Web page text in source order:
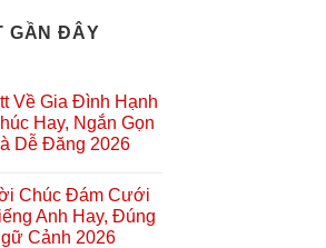
GẦN ĐÂY
Về Gia Đình Hạnh
Hay, Ngắn Gọn
Dễ Đăng 2026
Chúc Đám Cưới
Anh Hay, Đúng
Cảnh 2026